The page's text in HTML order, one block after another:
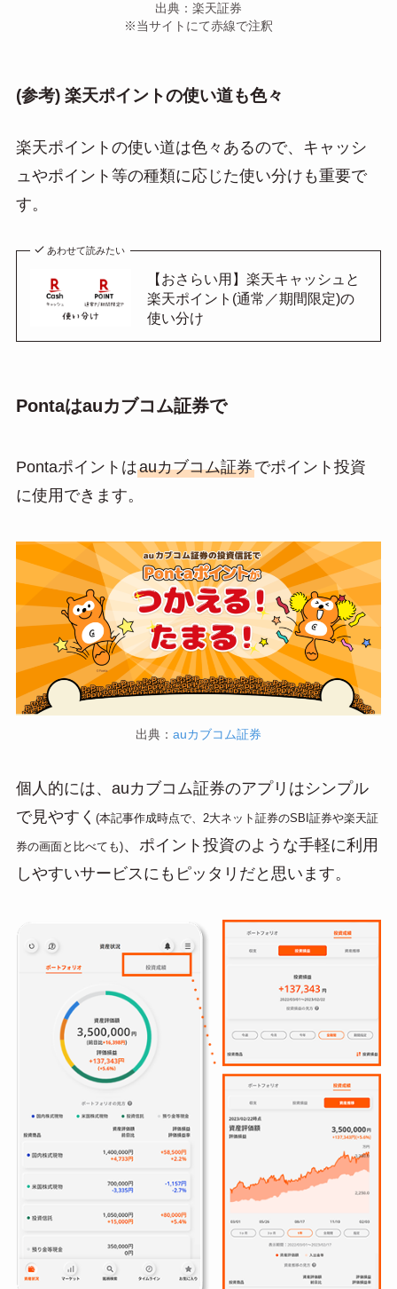
出典：楽天証券
※当サイトにて赤線で注釈
(参考) 楽天ポイントの使い道も色々
楽天ポイントの使い道は色々あるので、キャッシ
ュやポイント等の種類に応じた使い分けも重要で
す。
あわせて読みたい
【おさらい用】楽天キャッシュと
楽天ポイント(通常／期間限定)の
使い分け
Pontaはauカブコム証券で
Pontaポイントはauカブコム証券でポイント投資
に使用できます。
出典： auカブコム証券
個人的には、auカブコム証券のアプリはシンプル
で見やすく (本記事作成時点で、2大ネット証券のSBI証券や楽天証
券の画面と比べても)、ポイント投資のような手軽に利用
しやすいサービスにもピッタリだと思います。